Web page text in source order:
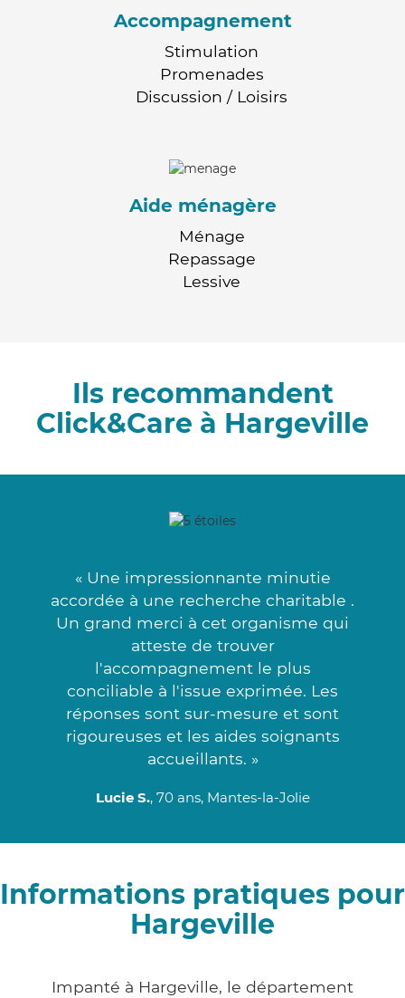
Accompagnement
Stimulation
Promenades
Discussion / Loisirs
Aide ménagère
Ménage
Repassage
Lessive
Ils recommandent
Click&Care à Hargeville
« Une impressionnante minutie
accordée à une recherche charitable .
Un grand merci à cet organisme qui
atteste de trouver
l'accompagnement le plus
conciliable à l'issue exprimée. Les
réponses sont sur-mesure et sont
rigoureuses et les aides soignants
accueillants. »
Lucie S., 70 ans, Mantes-la-Jolie
Informations pratiques pour
Hargeville
Impanté à Hargeville, le département